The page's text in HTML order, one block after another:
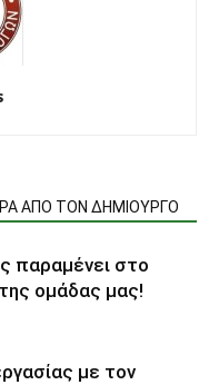
ΑΠΟ ΤΟΝ ΔΗΜΙΟΥΡΓΟ
παραμένει στο
ομάδας μας!
με τον